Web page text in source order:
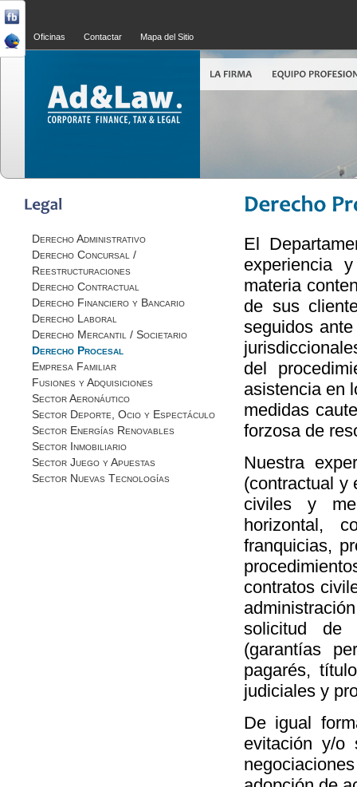
Oficinas Contactar Mapa del Sitio
Derecho Administrativo
Derecho Concursal /
Reestructuraciones
Derecho Contractual
Derecho Financiero y Bancario
Derecho Laboral
Derecho Mercantil / Societario
Derecho Procesal
Empresa Familiar
Fusiones y Adquisiciones
Sector Aeronáutico
Sector Deporte, Ocio y Espectáculo
Sector Energías Renovables
Sector Inmobiliario
Sector Juego y Apuestas
Sector Nuevas Tecnologías
El
experiencia
materia
de sus
seguidos
del
asistencia en
medidas
forzosa de
Nuestra
(contractual y
civiles y
horizontal,
franquicias,
contratos
solicitud de
(garantías
pagarés,
judiciales y
De igual
evitación y/o